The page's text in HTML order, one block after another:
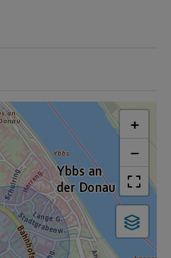
+
−